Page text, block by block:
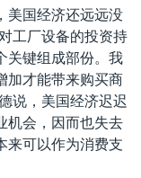
美国经济还远远没
工厂设备的投资持
关键组成部份。我
加才能带来购买商
说，美国经济迟迟
机会，因而也失去
来可以作为消费支